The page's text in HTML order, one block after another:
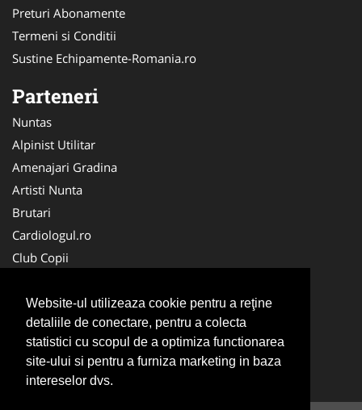
Website-ul utilizeaza cookie pentru a reţine
detaliile de conectare, pentru a colecta
statistici cu scopul de a optimiza functionarea
site-ului si pentru a furniza marketing in baza
intereselor dvs.
Preturi Abonamente
Termeni si Conditii
Sustine Echipamente-Romania.ro
Parteneri
Nuntas
Alpinist Utilitar
Amenajari Gradina
Artisti Nunta
Brutari
Cardiologul.ro
Club Copii
Ambalaje Romania
Cabinet-Individual.ro
CentruInchirieri.ro
Cursuri Romania